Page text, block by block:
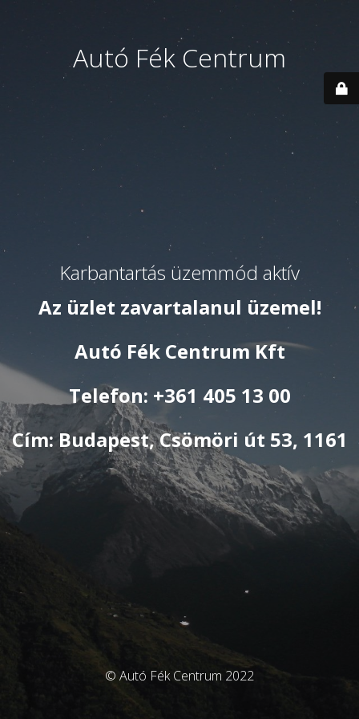
Autó Fék Centrum
Karbantartás üzemmód aktív
Az üzlet zavartalanul üzemel!
Autó Fék Centrum Kft
Telefon: +361 405 13 00
Cím: Budapest, Csömöri út 53, 1161
© Autó Fék Centrum 2022